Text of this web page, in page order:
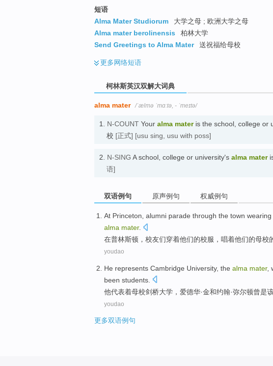
短语
Alma Mater Studiorum
大学之母 ; 欧洲大学之母
Alma mater berolinensis
柏林大学
Send Greetings to Alma Mater
送祝福给母校
更多网络短语
柯林斯英汉双解大词典
alma mater /ˈælmə ˈmɑːtə, - ˈmeɪtə/
1. N-COUNT Your alma materis the school, college or
校 [正式] [usu sing, usu with poss]
2. N-SING A school, college or university's alma mater
语]
双语例句 原声例句 权威例句
At Princeton alumni parade through the town wearing
alma mater.
在普林斯顿 ， 校友们穿着他们的校服 ， 唱着他们的母校
youdao
He represents Cambridge University, the alma mater,
been students
他代表着母校剑桥大学 ， 爱德华·金和约翰·弥尔顿曾是
youdao
更多双语例句